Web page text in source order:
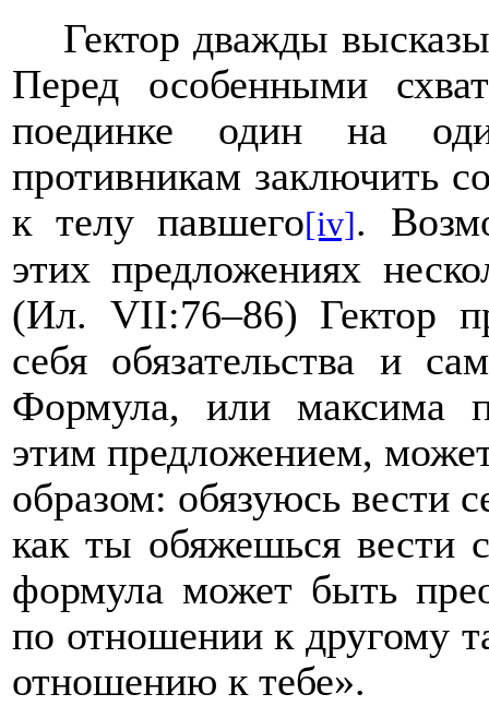
Гектор дважды
Перед особенными
поединке один на
противникам заключить
к телу павшего[iv].
этих предложениях
(Ил. VII:76–86) Гектор
себя обязательства и
Формула, или максима
этим предложением,
образом: обязуюсь вести
как ты обяжешься вести
формула может быть
по отношении к другому
отношению к тебе».